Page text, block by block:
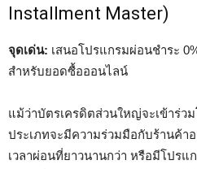
Installment Master)
จุดเด่น: เสนอโปรแกรมผ่อนชำระ
สำหรับยอดซื้อออนไลน์
แม้ว่าบัตรเครดิตส่วนใหญ่จะเข้าร่ว
ประเภทจะมีความร่วมมือกับร้านค้า
เวลาผ่อนที่ยาวนานกว่า หรือมีโปร